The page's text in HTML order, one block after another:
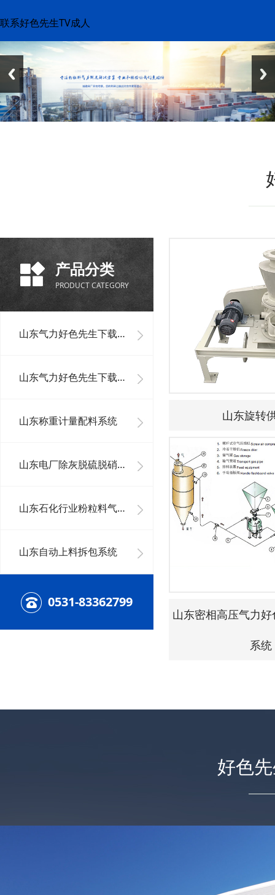
联系好色先生TV成人
产品分类
PRODUCT CATEGORY
山东气力好色先生下载安装单机设备
山东气力好色先生下载安装系统工程
山东称重计量配料系统
山东电厂除灰脱硫脱硝系统及其它好色先生下载安装系统
山东石化行业粉粒料气力好色先生下载安装系统
山东自动上料拆包系统
0531-83362799
山东旋转
山东密相高压气力
系统
好色